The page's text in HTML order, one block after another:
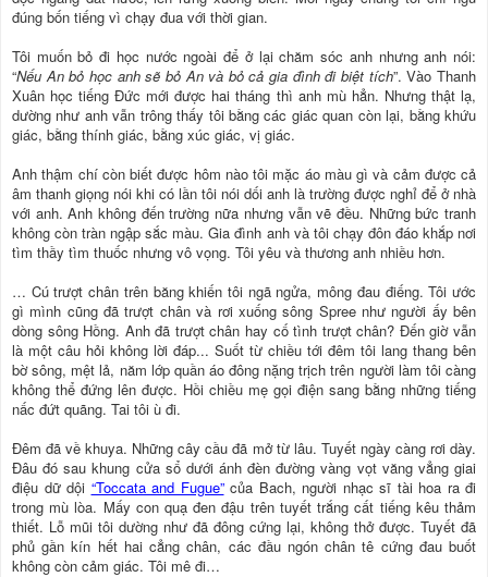
đúng bốn tiếng vì chạy đua với thời gian.
Tôi muốn bỏ đi học nước ngoài để ở lại chăm sóc anh nhưng anh nói:
“Nếu An bỏ học anh sẽ bỏ An và bỏ cả gia đình đi biệt tích”. Vào Thanh
Xuân học tiếng Đức mới được hai tháng thì anh mù hẳn. Nhưng thật lạ,
dường như anh vẫn trông thấy tôi bằng các giác quan còn lại, bằng khứu
giác, bằng thính giác, bằng xúc giác, vị giác.
Anh thậm chí còn biết được hôm nào tôi mặc áo màu gì và cảm được cả
âm thanh giọng nói khi có lần tôi nói dối anh là trường được nghỉ để ở nhà
với anh. Anh không đến trường nữa nhưng vẫn vẽ đều. Những bức tranh
không còn tràn ngập sắc màu. Gia đình anh và tôi chạy đôn đáo khắp nơi
tìm thầy tìm thuốc nhưng vô vọng. Tôi yêu và thương anh nhiều hơn.
… Cú trượt chân trên băng khiến tôi ngã ngửa, mông đau điếng. Tôi ước
gì mình cũng đã trượt chân và rơi xuống sông Spree như người ấy bên
dòng sông Hồng. Anh đã trượt chân hay cố tình trượt chân? Đến giờ vẫn
là một câu hỏi không lời đáp... Suốt từ chiều tới đêm tôi lang thang bên
bờ sông, mệt lả, năm lớp quần áo đông nặng trịch trên người làm tôi càng
không thể đứng lên được. Hồi chiều mẹ gọi điện sang bằng những tiếng
nấc đứt quãng. Tai tôi ù đi.
Đêm đã về khuya. Những cây cầu đã mở từ lâu. Tuyết ngày càng rơi dày.
Đâu đó sau khung cửa sổ dưới ánh đèn đường vàng vọt văng vẳng giai
điệu dữ dội “Toccata and Fugue”của Bach, người nhạc sĩ tài hoa ra đi
trong mù lòa. Mấy con quạ đen đậu trên tuyết trắng cất tiếng kêu thảm
thiết. Lỗ mũi tôi dường như đã đông cứng lại, không thở được. Tuyết đã
phủ gần kín hết hai cẳng chân, các đầu ngón chân tê cứng đau buốt
không còn cảm giác. Tôi mê đi…